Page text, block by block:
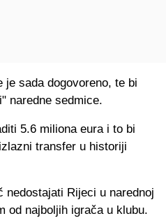
sada dogovoreno, te bi
naredne sedmice.
5.6 miliona eura i to bi
transfer u historiji
nedostajati Rijeci u narednoj
od najboljih igrača u klubu.